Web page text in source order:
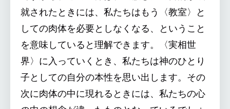
就されたときには、私たちはもう〈教室〉と
しての肉体を必要としなくなる、ということ
を意味していると理解できます。〈実相世
界〉に入っていくとき、私たちは神のひとり
子としての自分の本性を思い出します。その
次に肉体の中に現れるときには、私たちの心